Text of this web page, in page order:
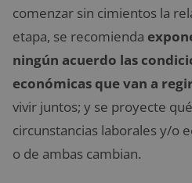
comenzar sin cimientos la
etapa, se recomienda
ningún acuerdo las
económicas que van a
vivir juntos; y se proyecte
circunstancias laborales y/o
o de ambas cambian.